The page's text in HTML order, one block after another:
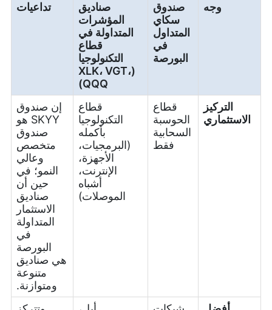
وجه
صندوق
سكاي
المتداول
في
البورصة
صناديق
المؤشرات
المتداولة في
قطاع
التكنولوجيا
(XLK، VGT،
QQQ)
تداعيات
التركيز
الاستثماري
قطاع
الحوسبة
السحابية
فقط
قطاع
التكنولوجيا
بأكمله
(البرمجيات،
الأجهزة،
الإنترنت،
أشباه
الموصلات)
إن صندوق
SKYY هو
صندوق
متخصص
وعالي
النمو؛ في
حين أن
صناديق
الاستثمار
المتداولة
في
البورصة
هي صناديق
متنوعة
ومتوازنة.